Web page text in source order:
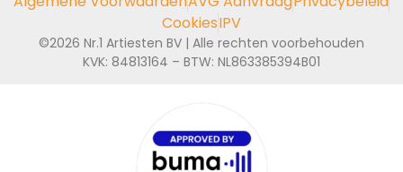
CookiesIPV
©2026 Nr.1 Artiesten BV | Alle rechten voorbehouden
KVK: 84813164 – BTW: NL863385394B01